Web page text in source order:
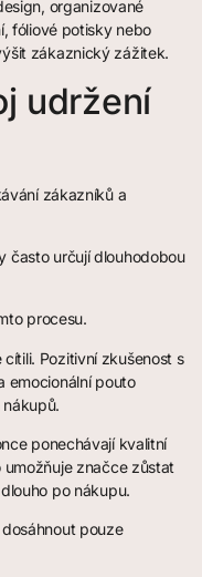
organizované
fóliové potisky nebo
zákaznický zážitek.
udržení
zákazníků a
často určují dlouhodobou
procesu.
Pozitivní zkušenost s
emocionální pouto
ponechávají kvalitní
značce zůstat
po nákupu.
pouze